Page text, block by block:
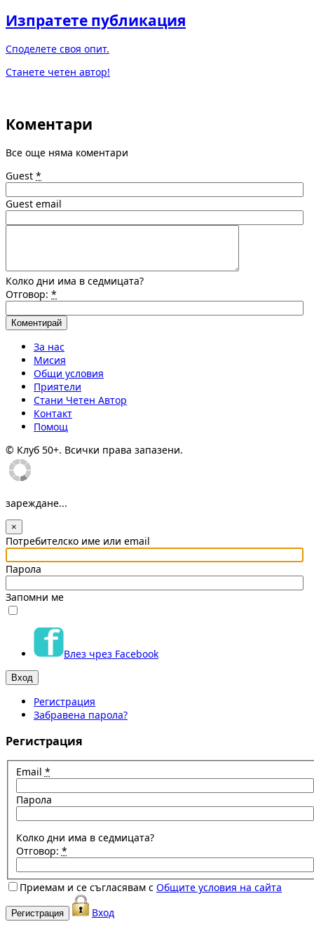
Изпратете публикация
Споделете своя опит.
Станете четен автор!
Коментари
Все още няма коментари
Guest *
Guest email
Колко дни има в седмицата?
Отговор: *
За нас
Мисия
Общи условия
Приятели
Стани Четен Автор
Контакт
Помощ
© Клуб 50+. Всички права запазени.
зареждане...
×
Потребителско име или email
Парола
Запомни ме
Влез чрез Facebook
Регистрация
Забравена парола?
Регистрация
Email *
Парола
Колко дни има в седмицата?
Отговор: *
Приемам и се съгласявам с Общите условия на сайта
Вход